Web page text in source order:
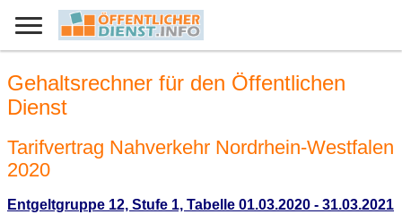
Gehaltsrechner für den Öffentlichen
Dienst
Tarifvertrag Nahverkehr Nordrhein-Westfalen
2020
Entgeltgruppe 12, Stufe 1, Tabelle 01.03.2020 - 31.03.2021